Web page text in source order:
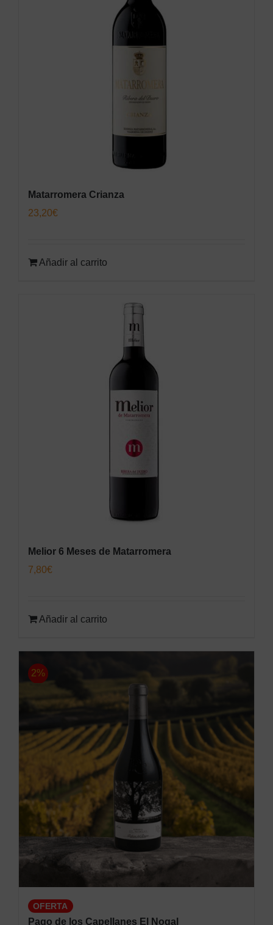
Matarromera Crianza
23,20€
Añadir al carrito
Melior 6 Meses de Matarromera
7,80€
Añadir al carrito
2%
OFERTA
Pago de los Capellanes El Nogal